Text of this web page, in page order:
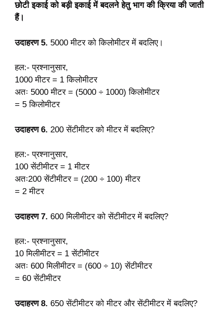
छोटी इकाई को बड़ी इकाई में बदलने हेतु भाग की क्रिया की जाती
हैं।
उदाहरण 5. 5000 मीटर को किलोमीटर में बदलिए।
हल:- प्रश्नानुसार,
1000 मीटर = 1 किलोमीटर
अतः 5000 मीटर = (5000 ÷ 1000) किलोमीटर
= 5 किलोमीटर
उदाहरण 6. 200 सेंटीमीटर को मीटर में बदलिए?
हल:- प्रश्नानुसार,
100 सेंटीमीटर = 1 मीटर
अतः200 सेंटीमीटर = (200 ÷ 100) मीटर
= 2 मीटर
उदाहरण 7. 600 मिलीमीटर को सेंटीमीटर में बदलिए?
हल:- प्रश्नानुसार,
10 मिलीमीटर = 1 सेंटीमीटर
अतः 600 मिलीमीटर = (600 ÷ 10) सेंटीमीटर
= 60 सेंटीमीटर
उदाहरण 8. 650 सेंटीमीटर को मीटर और सेंटीमीटर में बदलिए?